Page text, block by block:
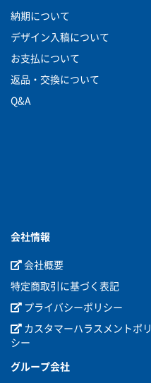
納期について
デザイン入稿について
お支払について
返品・交換について
Q&A
会社情報
会社概要
特定商取引に基づく表記
プライバシーポリシー
カスタマーハラスメントポリ
シー
グループ会社